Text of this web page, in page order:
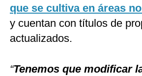
que se cultiva en áreas
y cuentan con títulos de
actualizados.
“Tenemos que modificar